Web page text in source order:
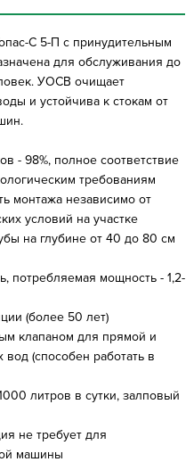
С 5-П с принудительным
для обслуживания до
УОСВ очищает
и устойчива к стокам от
- 98%, полное соответствие
требованиям
монтажа независимо от
условий на участке
на глубине от 40 до 80 см
потребляемая мощность - 1,2-
(более 50 лет)
клапаном для прямой и
(способен работать в
литров в сутки, залповый
не требует для
машины